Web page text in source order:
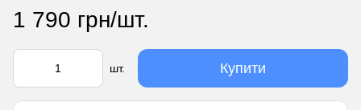
1 790 грн/шт.
шт. Купити